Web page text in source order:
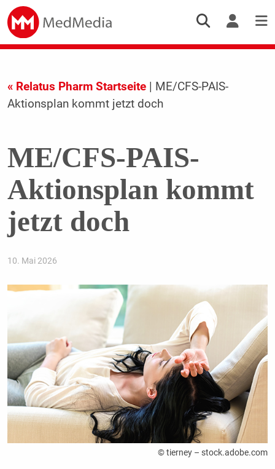
« Relatus Pharm Startseite| ME/CFS-PAIS-
Aktionsplan kommt jetzt doch
ME/CFS-PAIS-
Aktionsplan kommt
jetzt doch
10. Mai 2026
© tierney – stock.adobe.com